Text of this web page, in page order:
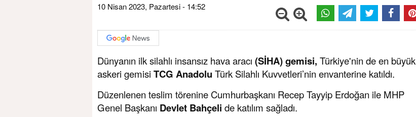
10 Nisan 2023, Pazartesi - 14:52
Dünyanın ilk silahlı insansız hava aracı (SİHA) gemisi, Türkiye'nin de en büyük
askeri gemisi TCG Anadolu Türk Silahlı Kuvvetleri’nin envanterine katıldı.
Düzenlenen teslim törenine Cumhurbaşkanı Recep Tayyip Erdoğan ile MHP
Genel Başkanı Devlet Bahçeli de katılım sağladı.